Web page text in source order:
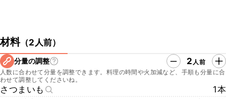
材料（2人前）
分量の調整 2 人前
人数に合わせて分量を調整できます。料理の時間や火加減など、手順も分量に合
わせて調整してくださいね。
さつまいも
1本